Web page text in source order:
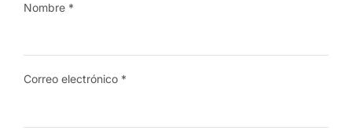
Nombre *
Correo electrónico *